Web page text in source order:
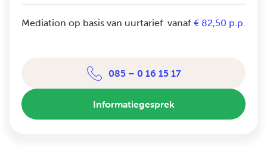
Mediation op basis van uurtarief vanaf € 82,50 p.p.
085 – 0 16 15 17
Informatiegesprek